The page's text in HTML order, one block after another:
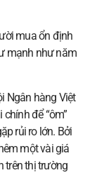
mua ổn định
mạnh như năm
Ngân hàng Việt
để “ôm”
rủi ro lớn. Bởi
một vài giá
trên thị trường